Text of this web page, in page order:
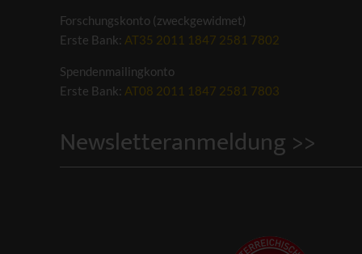
Forschungskonto (zweckgewidmet)
Erste Bank: AT35 2011 1847 2581 7802
Spendenmailingkonto
Erste Bank: AT08 2011 1847 2581 7803
Newsletteranmeldung >>